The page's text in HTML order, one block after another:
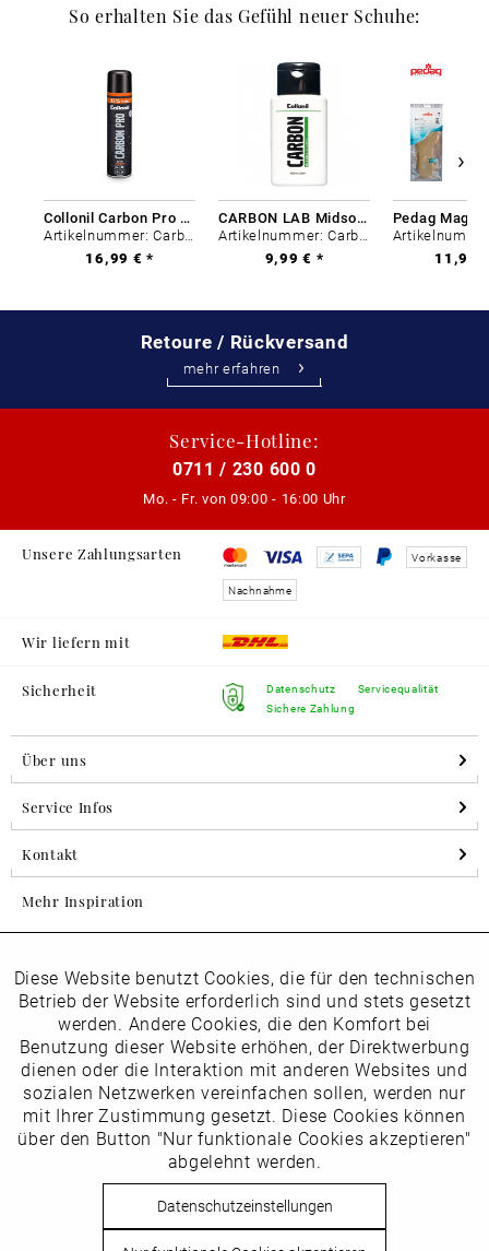
So erhalten Sie das Gefühl neuer Schuhe:
Collonil Carbon Pro 400 ml
Artikelnummer: Carbon-0
16,99 € *
CARBON LAB Midsole Cleaner
Artikelnummer: Carbon-0
9,99 € *
11,99
Retoure / Rückversand
mehr erfahren
Service-Hotline:
0711 / 230 600 0
Mo. - Fr. von 09:00 - 16:00 Uhr
Unsere Zahlungsarten Vorkasse
Nachnahme
Wir liefern mit
Sicherheit
Datenschutz
Sichere Zahlung
Servicequalität
Über uns
Service Infos
Kontakt
Mehr Inspiration
Folgen Sie uns auf Instagram
horsch_schuhe
Newsletter
Datenschutzbestimmungenhabe ich zur Kenntnis
vom Newsletter abmelden.
Funktionale Aktiv
Marketing Inaktiv
Tracking Inaktiv
Inaktiv
Diese Website benutzt Cookies, die für den technischen
Betrieb der Website erforderlich sind und stets gesetzt
werden. Andere Cookies, die den Komfort bei
Benutzung dieser Website erhöhen, der Direktwerbung
dienen oder die Interaktion mit anderen Websites und
sozialen Netzwerken vereinfachen sollen, werden nur
mit Ihrer Zustimmung gesetzt. Diese Cookies können
über den Button "Nur funktionale Cookies akzeptieren"
abgelehnt werden.
Datenschutzeinstellungen